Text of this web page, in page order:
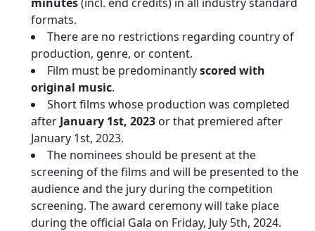
formats.
There are no restrictions regarding country of
production, genre, or content.
Film must be predominantlyscored with
original music.
Short films whose production was completed
after January 1st, 2023 or that premiered after
January 1st, 2023.
The nominees should be present at the
screening of the films and will be presented to the
audience and the jury during the competition
screening. The award ceremony will take place
during the official Gala on Friday, July 5th, 2024.